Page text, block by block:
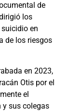
de
los
en
de los riesgos
en 2023,
Otis por el
el
y sus colegas